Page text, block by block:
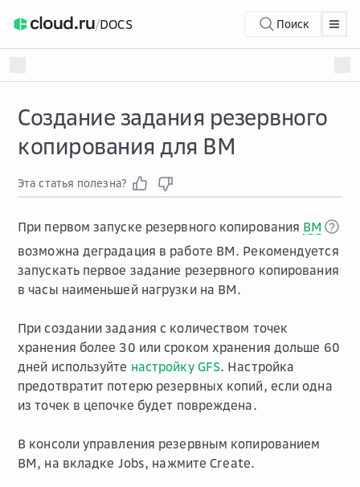
/DOCS Поиск
Создание задания резервного
копирования для ВМ
Эта статья полезна?
При первом запуске резервного копирования ВМ
возможна деградация в работе ВМ. Рекомендуется
запускать первое задание резервного копирования
в часы наименьшей нагрузки на ВМ.
При создании задания с количеством точек
хранения более 30 или сроком хранения дольше 60
дней используйте настройку GFS. Настройка
предотвратит потерю резервных копий, если одна
из точек в цепочке будет повреждена.
В консоли управления резервным копированием
ВМ, на вкладке Jobs, нажмитеCreate.